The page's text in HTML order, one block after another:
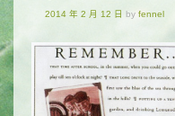
2014 年 2 月 12 日 by fennel